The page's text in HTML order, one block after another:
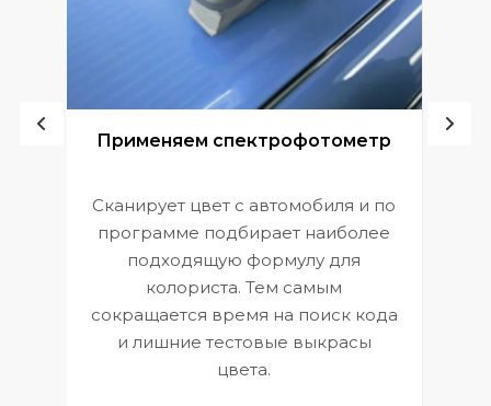
Применяем спектрофотометр
Сканирует цвет с автомобиля и по
программе подбирает наиболее
подходящую формулу для
колориста. Тем самым
сокращается время на поиск кода
и лишние тестовые выкрасы
цвета.